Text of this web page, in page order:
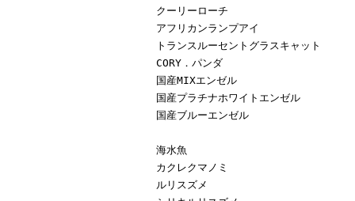
クーリーローチ
アフリカンランプアイ
トランスルーセントグラスキャット
CORY．パンダ
国産MIXエンゼル
国産プラチナホワイトエンゼル
国産ブルーエンゼル
海水魚
カクレクマノミ
ルリスズメ